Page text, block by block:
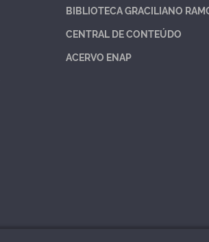
BIBLIOTECA GRACILIANO
CENTRAL DE CONTEÚDO
ACERVO ENAP